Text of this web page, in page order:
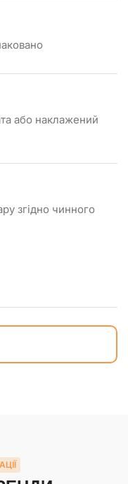
або наклажений
згідно чинного